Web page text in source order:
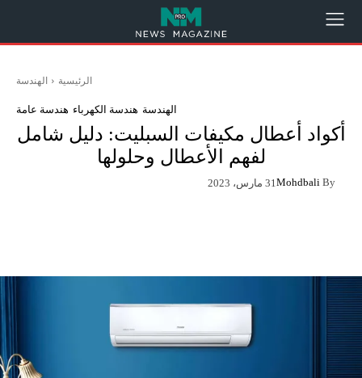
الرئيسية الهندسة
الهندسة هندسة الكهرباء هندسة عامة
أكواد أعطال مكيفات السبليت: دليل شامل
لفهم الأعطال وحلولها
By
Mohdbali 31 مارس، 2023